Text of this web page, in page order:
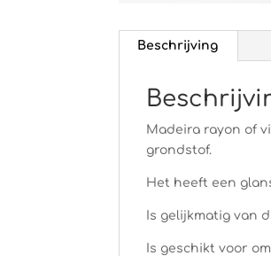
Beschrijving
Madeira rayon of
grondstof.
Het heeft een
Is gelijkmatig van
Is geschikt voor